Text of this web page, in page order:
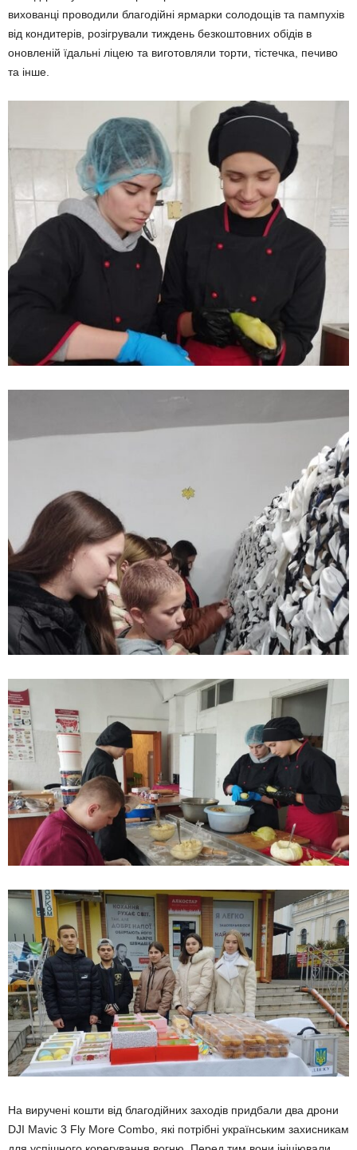
вихованці прово­дили благодійні ярмарки солодощів та пампухів
від кондитерів, розігрува­ли тиждень безкоштовних обідів в
оновленій їдальні ліцею та виготовля­ли торти, тістечка, печиво
та інше.
На виручені кошти від благодійних заходів придбали два дрони
DJI Mavic 3 Fly More Combo, які потрібні україн­ським захисникам